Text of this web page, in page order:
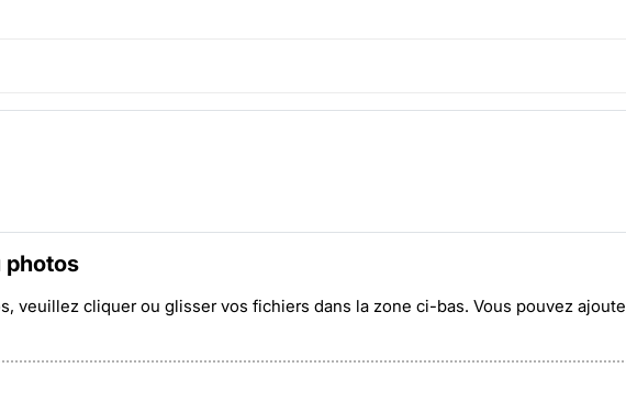
photos
veuillez cliquer ou glisser vos fichiers dans la zone ci-bas. Vous pouvez